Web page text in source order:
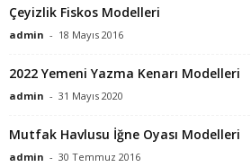
Çeyizlik Fiskos Modelleri
admin - 18 Mayıs 2016
2022 Yemeni Yazma Kenarı Modelleri
admin - 31 Mayıs 2020
Mutfak Havlusu İğne Oyası Modelleri
admin - 30 Temmuz 2016